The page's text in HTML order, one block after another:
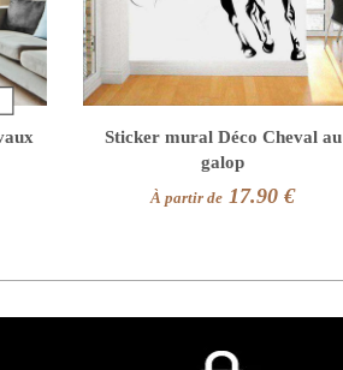
Sticker mural Déco Cheval au
galop
À partir de 17.90 €